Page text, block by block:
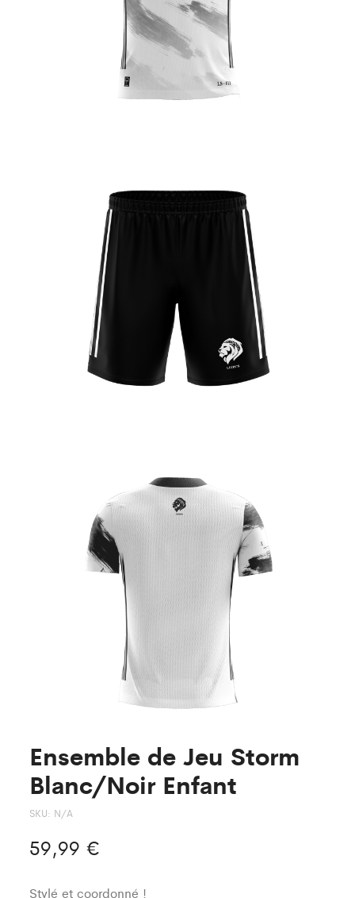
Ensemble de Jeu Storm
Blanc/Noir Enfant
SKU: N/A
59,99 €
Stylé et coordonné !